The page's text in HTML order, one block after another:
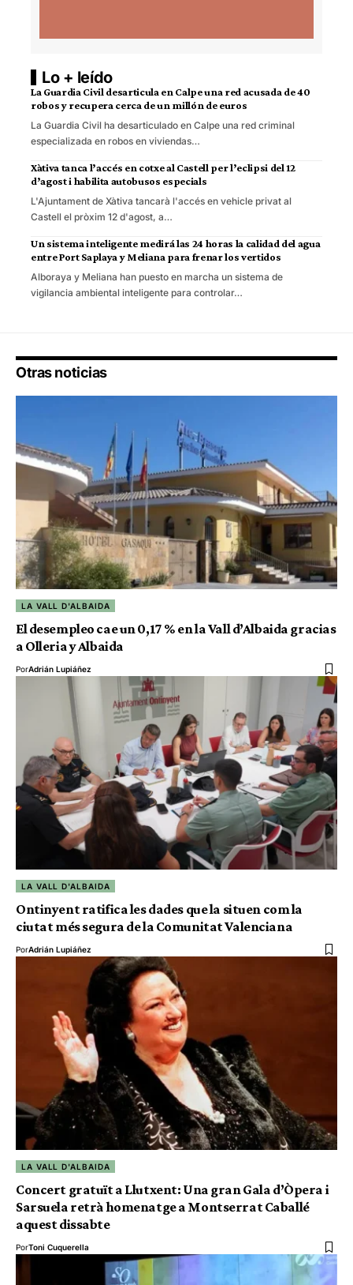
Lo + leído
La Guardia Civil desarticula en Calpe una red acusada de 40
robos y recupera cerca de un millón de euros
La Guardia Civil ha desarticulado en Calpe una red criminal
especializada en robos en viviendas…
Xàtiva tanca l’accés en cotxe al Castell per l’eclipsi del 12
d’agost i habilita autobusos especials
L'Ajuntament de Xàtiva tancarà l'accés en vehicle privat al
Castell el pròxim 12 d'agost, a…
Un sistema inteligente medirá las 24 horas la calidad del agua
entre Port Saplaya y Meliana para frenar los vertidos
Alboraya y Meliana han puesto en marcha un sistema de
vigilancia ambiental inteligente para controlar…
Otras noticias
LA VALL D'ALBAIDA
El desempleo cae un 0,17 % en la Vall d’Albaida gracias
a Olleria y Albaida
PorAdrián Lupiáñez
LA VALL D'ALBAIDA
Ontinyent ratifica les dades que la situen com la
ciutat més segura de la Comunitat Valenciana
PorAdrián Lupiáñez
LA VALL D'ALBAIDA
Concert gratuït a Llutxent: Una gran Gala d’Òpera i
Sarsuela retrà homenatge a Montserrat Caballé
aquest dissabte
PorToni Cuquerella